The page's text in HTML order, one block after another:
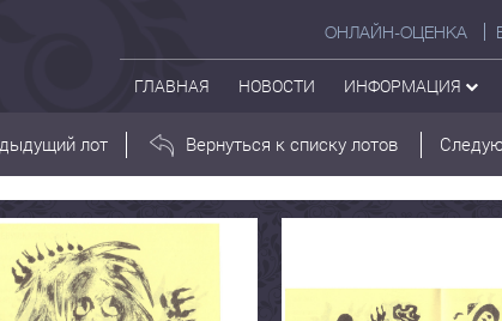
ОНЛАЙН-ОЦЕНКА
ГЛАВНАЯ НОВОСТИ ИНФОРМАЦИЯ
лот Вернуться к списку лотов